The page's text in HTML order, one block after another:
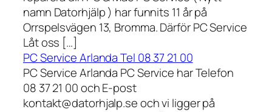
namn Datorhjälp ) har funnits 11 år på
Orrspelsvägen 13, Bromma. Därför PC Service
Låt oss […]
PC Service Arlanda Tel 08 37 21 00
PC Service Arlanda PC Service har Telefon
08 37 21 00 och E-post
kontakt@datorhjalp.se och vi ligger på